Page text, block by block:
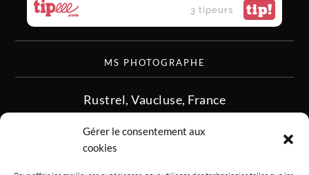
Gérer le consentement aux
cookies
3 tipeurs tip!
MS PHOTOGRAPHE
Rustrel, Vaucluse, France
siret :513 349 902
06.08.50.16.28
contact.msphotographe (at) gmail.com